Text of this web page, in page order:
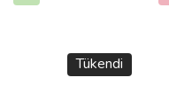
Tükendi